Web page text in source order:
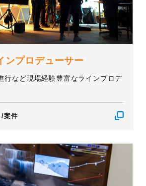
ンプロデューサー
行など現場経験豊富なラインプロデ
/案件